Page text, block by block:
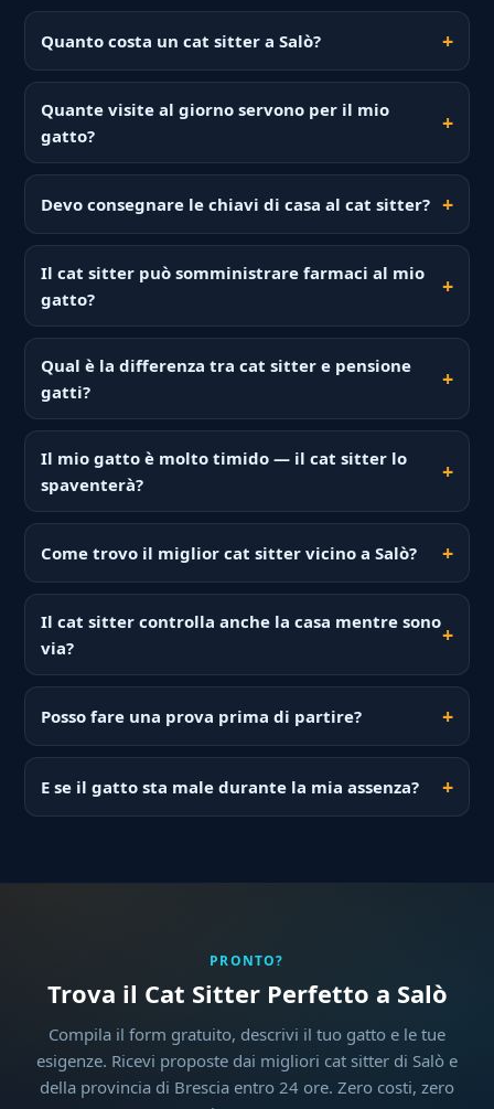
Quanto costa un cat sitter a Salò?
Quante visite al giorno servono per il mio
gatto?
Devo consegnare le chiavi di casa al cat sitter?
Il cat sitter può somministrare farmaci al mio
gatto?
Qual è la differenza tra cat sitter e pensione
gatti?
Il mio gatto è molto timido — il cat sitter lo
spaventerà?
Come trovo il miglior cat sitter vicino a Salò?
Il cat sitter controlla anche la casa mentre sono
via?
Posso fare una prova prima di partire?
E se il gatto sta male durante la mia assenza?
PRONTO?
Trova il Cat Sitter Perfetto a Salò
Compila il form gratuito, descrivi il tuo gatto e le tue
esigenze. Ricevi proposte dai migliori cat sitter di Salò e
della provincia di Brescia entro 24 ore. Zero costi, zero